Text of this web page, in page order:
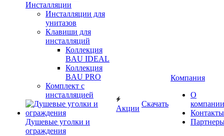
Инсталляции
Инсталляции для
унитазов
Клавиши для
инсталляций
Коллекция
BAU IDEAL
Коллекция
BAU PRO
Комплект с
инсталляцией
Душевые уголки и
ограждения
Акции
Скачать
Компания
О
компании
Контакты